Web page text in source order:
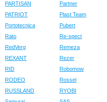
PARTISAN
Partner
PATRIOT
Plast Team
Portotecnica
Pubert
Rato
Re-spect
RedVerg
Remeza
REXANT
Rezer
RID
Robomow
RODEO
Rossel
RUSSLAND
RYOBI